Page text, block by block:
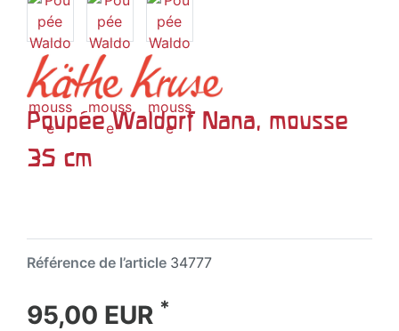
Poupée Waldorf Nana, mousse
35 cm
Référence de l’article 34777
95,00 EUR *